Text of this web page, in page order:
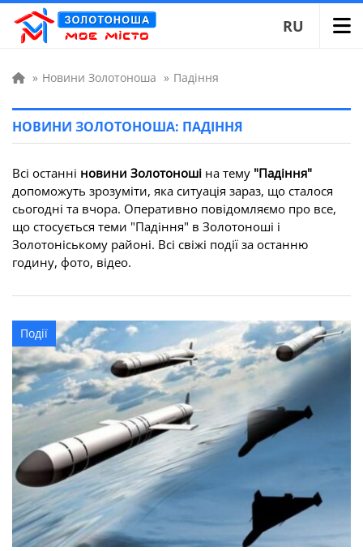
RU
» Новини Золотоноша » Падіння
НОВИНИ ЗОЛОТОНОША: ПАДІННЯ
Всі останні новини Золотоноші на тему "Падіння"
допоможуть зрозуміти, яка ситуація зараз, що сталося
сьогодні та вчора. Оперативно повідомляємо про все,
що стосується теми "Падіння" в Золотоноші і
Золотоніському районі. Всі свіжі події за останню
годину, фото, відео.
Події